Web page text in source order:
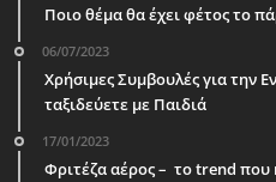
Ποιο θέμα θα έχει φέτος το
06/07/2023
Χρήσιμες Συμβουλές για την
ταξιδεύετε με Παιδιά
17/01/2023
Φριτέζα αέρος – το trend που